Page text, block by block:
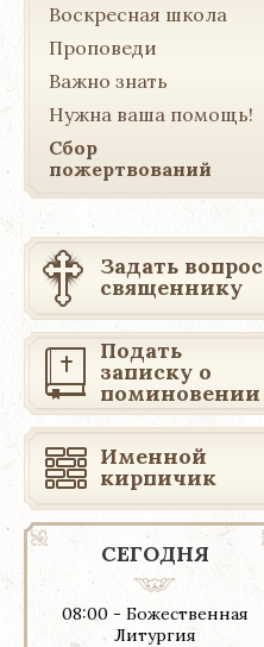
Воскресная школа
Проповеди
Важно знать
Нужна ваша помощь!
Сбор
пожертвований
Задать вопрос
священнику
Подать
записку о
поминовении
Именной
кирпичик
СЕГОДНЯ
08:00 - Божественная
Литургия